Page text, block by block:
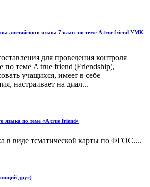
английского языка 7 класс по теме A true friend УМК
для проведения контроля
по теме A true friend (Friendship),
учащихся, имеет в себе
настраивает на диал...
языка по теме «A true friend»
в виде тематической карты по ФГОС....
друг)